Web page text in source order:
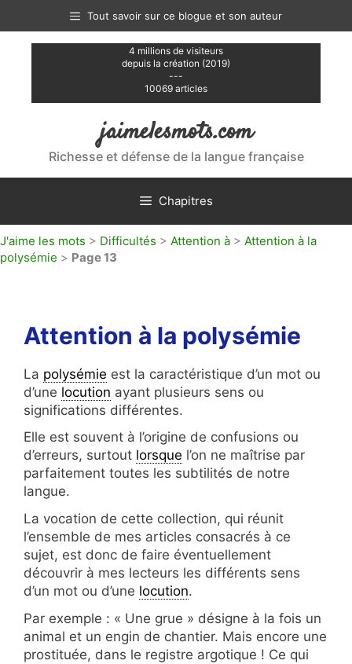
contenu
Tout savoir sur ce blogue et son auteur
4 millions de visiteurs
depuis la création (2019)
---
10069 articles
jaimelesmots.com
Richesse et défense de la langue française
Chapitres
J'aime les mots > Difficultés > Attention à > Attention à la
polysémie > Page 13
Attention à la polysémie
La polysémie est la caractéristique d’un mot ou
d’une locution ayant plusieurs sens ou
significations différentes.
Elle est souvent à l’origine de confusions ou
d’erreurs, surtout lorsque l’on ne maîtrise par
parfaitement toutes les subtilités de notre
langue.
La vocation de cette collection, qui réunit
l’ensemble de mes articles consacrés à ce
sujet, est donc de faire éventuellement
découvrir à mes lecteurs les différents sens
d’un mot ou d’une locution.
Par exemple : « Une grue » désigne à la fois un
animal et un engin de chantier. Mais encore une
prostituée, dans le registre argotique ! Ce qui